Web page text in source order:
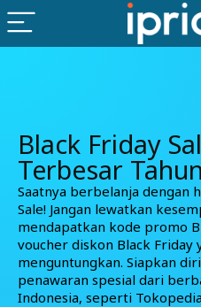
Black Friday
Terbesar
Saatnya berbelanja dengan
Sale! Jangan lewatkan
mendapatkan kode promo
voucher diskon Black Friday
menguntungkan. Siapkan
penawaran spesial dari
Indonesia, seperti